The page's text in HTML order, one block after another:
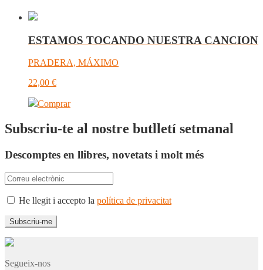
ESTAMOS TOCANDO NUESTRA CANCION
PRADERA, MÁXIMO
22,00 €
Comprar
Subscriu-te al nostre butlletí setmanal
Descomptes en llibres, novetats i molt més
He llegit i accepto la política de privacitat
Segueix-nos